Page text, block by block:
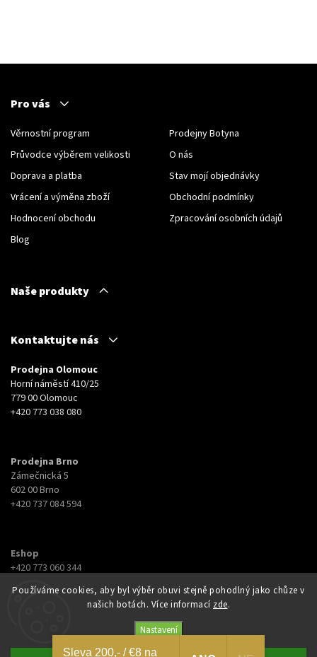
Používáme cookies, aby byl výběr obuvi stejně pohodlný jako chůze v
našich botách. Více informací zde.
Nastavení
Pro vás
Věrnostní program
Průvodce výběrem velikosti
Doprava a platba
Vrácení a výměna zboží
Hodnocení obchodu
Blog
Prodejny Botyna
O nás
Stav mojí objednávky
Obchodní podmínky
Zpracování osobních údajů
Naše produkty
Kontaktujte nás
Prodejna Olomouc
Horní náměstí 410/25
779 00 Olomouc
+420 773 038 080
Prodejna Brno
Zámečnická 5
602 00 Brno
+420 737 084 594
Eshop
+420 773 060 344
eshop@botyna.cz
Sleva 200,- / €8 na